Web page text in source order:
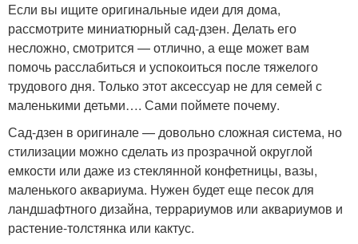
Если вы ищите оригинальные идеи для дома,
рассмотрите миниатюрный сад-дзен. Делать его
несложно, смотрится — отлично, а еще может вам
помочь расслабиться и успокоиться после тяжелого
трудового дня. Только этот аксессуар не для семей с
маленькими детьми…. Сами поймете почему.
Сад-дзен в оригинале — довольно сложная система, но
стилизации можно сделать из прозрачной округлой
емкости или даже из стеклянной конфетницы, вазы,
маленького аквариума. Нужен будет еще песок для
ландшафтного дизайна, террариумов или аквариумов и
растение-толстянка или кактус.